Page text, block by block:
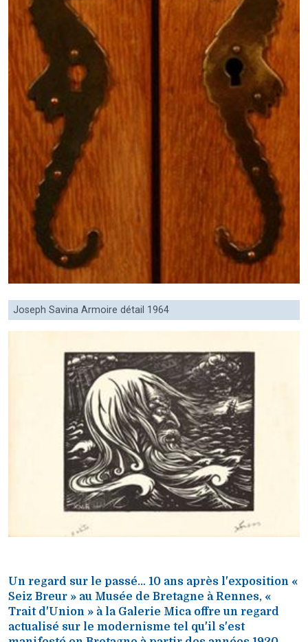
Joseph Savina Armoire détail 1964
Un regard sur le passé… 10 ans après l'exposition «
Seiz Breur » au Musée de Bretagne à Rennes, «
Trait d'Union » à la Galerie Mica offre un regard
actualisé sur le modernisme tel qu'il s'est